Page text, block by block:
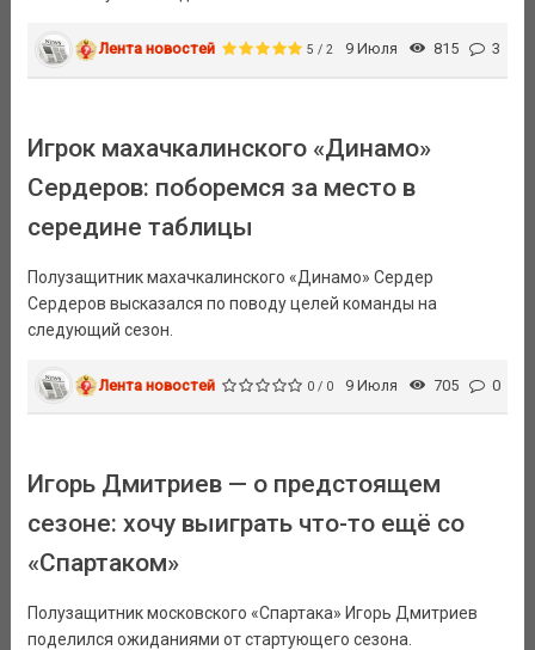
Лента новостей 5 / 2 9 Июля 815 3
Игрок махачкалинского «Динамо»
Сердеров: поборемся за место в
середине таблицы
Полузащитник махачкалинского «Динамо» Сердер
Сердеров высказался по поводу целей команды на
следующий сезон.
Лента новостей 0 / 0 9 Июля 705 0
Игорь Дмитриев — о предстоящем
сезоне: хочу выиграть что-то ещё со
«Спартаком»
Полузащитник московского «Спартака» Игорь Дмитриев
поделился ожиданиями от стартующего сезона.